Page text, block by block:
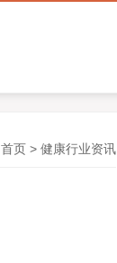
首页 > 健康行业资讯